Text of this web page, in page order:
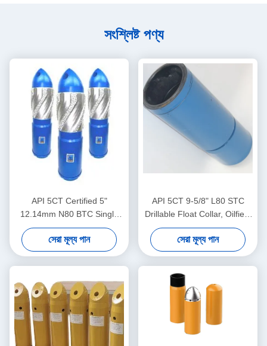
সংশ্লিষ্ট পণ্য
API 5CT Certified 5"
12.14mm N80 BTC Single
Valve Self-Latch Aluminum
Alloy Float Shoe for Oil and
Gas Industry
সেরা মূল্য পান
API 5CT 9-5/8" L80 STC
Drillable Float Collar, Oilfield
Float Collar, Used for land
deep oil gas well cementing
সেরা মূল্য পান